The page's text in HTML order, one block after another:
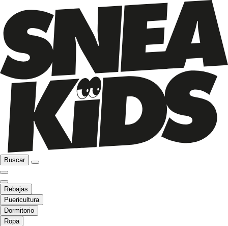
Buscar
Rebajas
Puericultura
Dormitorio
Ropa